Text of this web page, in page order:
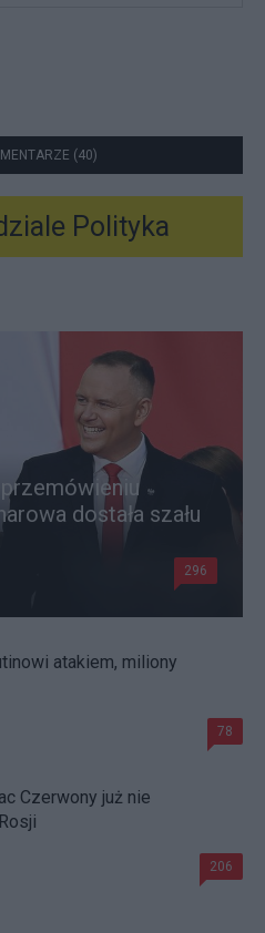
(40)
Polityka
dostała szału
296
atakiem, miliony
78
Czerwony już nie
206